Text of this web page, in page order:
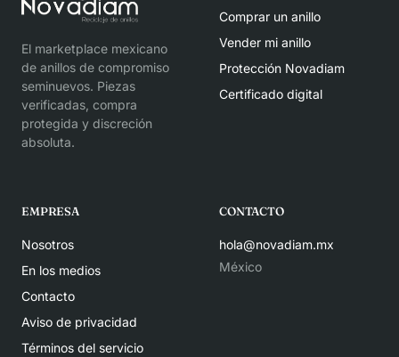
El marketplace mexicano
de anillos de compromiso
seminuevos. Piezas
verificadas, compra
protegida y discreción
absoluta.
Comprar un anillo
Vender mi anillo
Protección Novadiam
Certificado digital
EMPRESA
Nosotros
En los medios
Contacto
Aviso de privacidad
Términos del servicio
CONTACTO
hola@novadiam.mx
México